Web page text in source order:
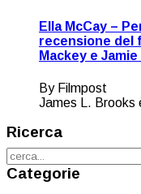
Ella McCay –
recensione del
Mackey e
By Filmpost
James L. Brooks
Ricerca
Categorie